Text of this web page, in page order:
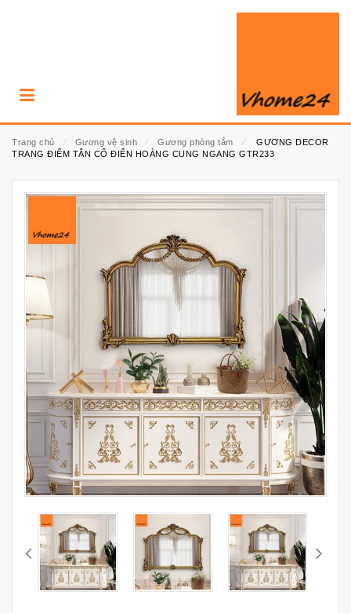
Trang chủ ⁄ Gương vệ sinh ⁄ Gương phòng tắm ⁄
GƯƠNG DECOR
TRANG ĐIỂM TÂN CỔ ĐIỂN HOÀNG CUNG NGANG GTR233